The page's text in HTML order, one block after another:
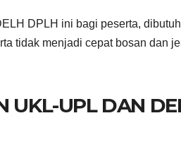
DPLH ini bagi peserta,
tidak menjadi cepat bosan dan
UKL-UPL DAN